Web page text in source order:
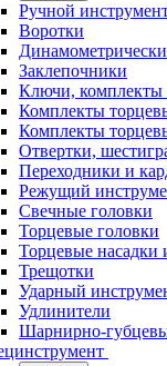
Ручной
Воротки
Заклепочники
Ключи, комплекты
Комплекты
Комплекты
Отвертки,
Переходники и
Режущий
Свечные головки
Торцевые головки
Торцевые насадки
Трещотки
Ударный
Удлинители
Шарнирно-